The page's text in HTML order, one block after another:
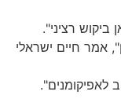
רציני".
אמר חיים ישראלי
לאפיקומנים".